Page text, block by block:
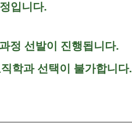
입니다.
정 선발이 진행됩니다.
학과 선택이 불가합니다.